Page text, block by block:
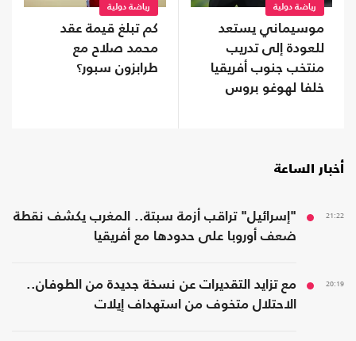
رياضة دولية
موسيماني يستعد
للعودة إلى تدريب
منتخب جنوب أفريقيا
خلفا لهوغو بروس
رياضة دولية
كم تبلغ قيمة عقد
محمد صلاح مع
طرابزون سبور؟
أخبار الساعة
21:22
"إسرائيل" تراقب أزمة سبتة.. المغرب يكشف نقطة
ضعف أوروبا على حدودها مع أفريقيا
20:19
مع تزايد التقديرات عن نسخة جديدة من الطوفان..
الاحتلال متخوف من استهداف إيلات